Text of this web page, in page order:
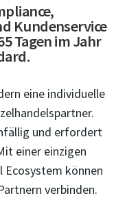
Kundenservice
Tagen im Jahr
eine individuelle
und erfordert
einer einzigen
Ecosystem können
verbinden.